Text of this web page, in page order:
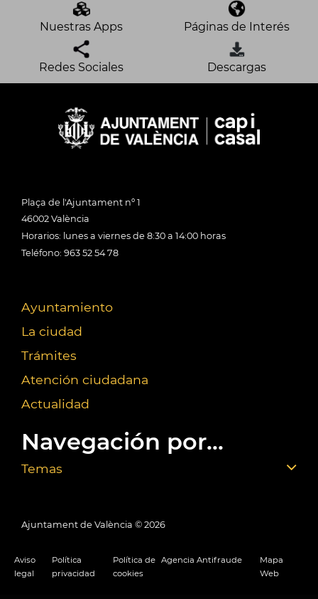
Nuestras Apps Páginas de Interés
Redes Sociales Descargas
Plaça de l'Ajuntament nº 1
46002 València
Horarios: lunes a viernes de 8:30 a 14:00 horas
Teléfono: 963 52 54 78
Ayuntamiento
La ciudad
Trámites
Atención ciudadana
Actualidad
Navegación por...
Temas
Ajuntament de València © 2026
Aviso
legal
Política
privacidad
Política de
cookies
Agencia Antifraude
Mapa
Web